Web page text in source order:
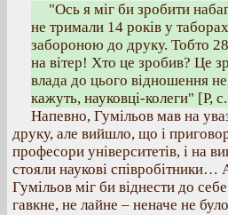
"Ось я міг би зробити
не тримали 14 років у
забороною до друку. Тобто
на вітер! Хто це зробив? Це
влада до цього відношення
кажуть, науковці-колеги" [Р,
Напевно, Гумільов мав на
друку, але вийшло, що і
професори університетів, і на
стояли наукові
Гумільов міг би віднести до
гавкне, не лайне – неначе не